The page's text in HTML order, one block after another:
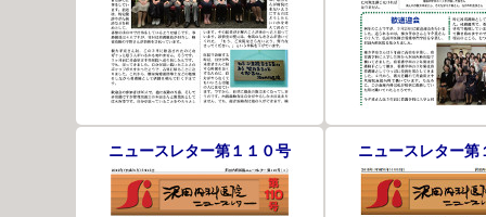
ニュースレター第１１０号 ニュースレター第